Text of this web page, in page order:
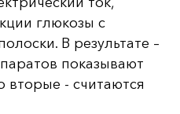
глюкозы с
В результате –
показывают
вторые - считаются